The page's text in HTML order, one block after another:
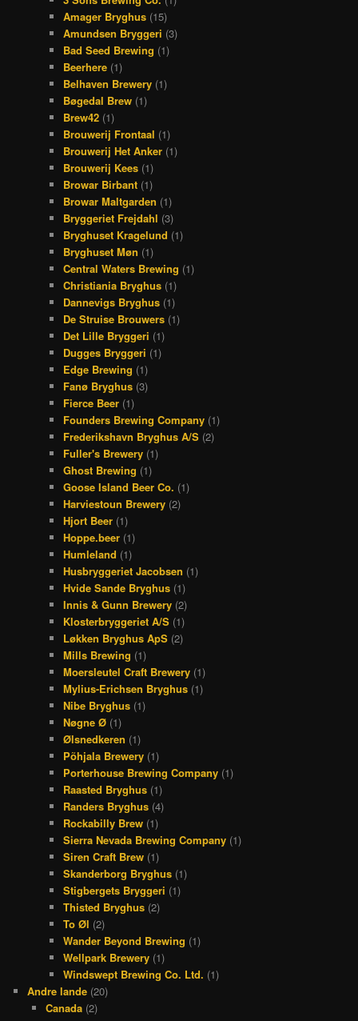
Amager Bryghus (15)
Amundsen Bryggeri (3)
Bad Seed Brewing (1)
Beerhere (1)
Belhaven Brewery (1)
Bøgedal Brew (1)
Brew42 (1)
Brouwerij Frontaal (1)
Brouwerij Het Anker (1)
Brouwerij Kees (1)
Browar Birbant (1)
Browar Maltgarden (1)
Bryggeriet Frejdahl (3)
Bryghuset Kragelund (1)
Bryghuset Møn (1)
Central Waters Brewing (1)
Christiania Bryghus (1)
Dannevigs Bryghus (1)
De Struise Brouwers (1)
Det Lille Bryggeri (1)
Dugges Bryggeri (1)
Edge Brewing (1)
Fanø Bryghus (3)
Fierce Beer (1)
Founders Brewing Company (1)
Frederikshavn Bryghus A/S (2)
Fuller's Brewery (1)
Ghost Brewing (1)
Goose Island Beer Co. (1)
Harviestoun Brewery (2)
Hjort Beer (1)
Hoppe.beer (1)
Humleland (1)
Husbryggeriet Jacobsen (1)
Hvide Sande Bryghus (1)
Innis & Gunn Brewery (2)
Klosterbryggeriet A/S (1)
Løkken Bryghus ApS (2)
Mills Brewing (1)
Moersleutel Craft Brewery (1)
Mylius-Erichsen Bryghus (1)
Nibe Bryghus (1)
Nøgne Ø (1)
Ølsnedkeren (1)
Põhjala Brewery (1)
Porterhouse Brewing Company (1)
Raasted Bryghus (1)
Randers Bryghus (4)
Rockabilly Brew (1)
Sierra Nevada Brewing Company (1)
Siren Craft Brew (1)
Skanderborg Bryghus (1)
Stigbergets Bryggeri (1)
Thisted Bryghus (2)
To Øl (2)
Wander Beyond Brewing (1)
Wellpark Brewery (1)
Windswept Brewing Co. Ltd. (1)
Andre lande (20)
Canada(2)